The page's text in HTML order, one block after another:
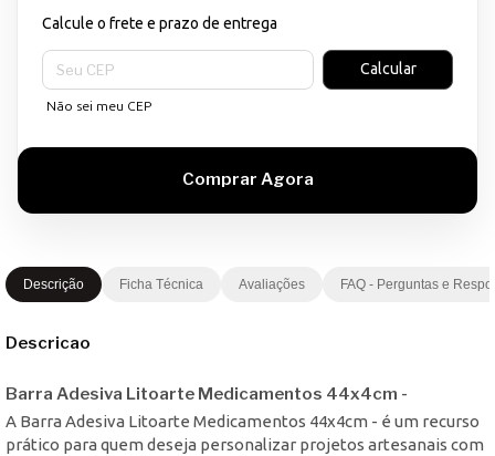
Calcule o frete e prazo de entrega
Entregas para o CEP:
Calcular
Não sei meu CEP
Descrição Ficha Técnica Avaliações FAQ - Perguntas e
Descricao
Barra Adesiva Litoarte Medicamentos 44x4cm -
A Barra Adesiva Litoarte Medicamentos 44x4cm - é um recurso
prático para quem deseja personalizar projetos artesanais com